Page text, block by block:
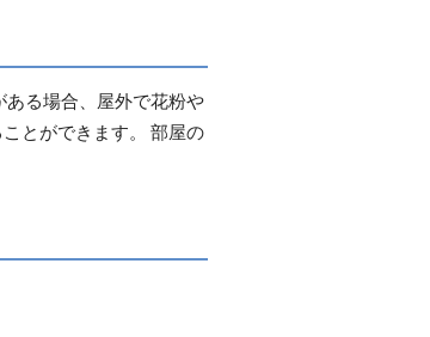
る場合、屋外で花粉や
とができます。 部屋の